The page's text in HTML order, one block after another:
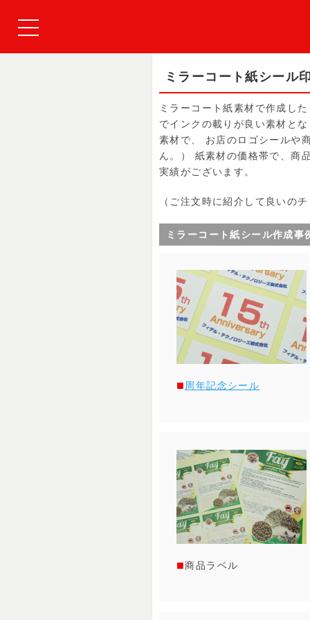
ミラーコート紙シール
ミラーコート紙素材で作成し
でインクの載りが良い素材と
素材で、 お店のロゴシールや
ん。） 紙素材の価格帯で、商
実績がございます。
（ご注文時に紹介して良いの
ミラーコート紙シール作成事
周年記念シール
商品ラベル